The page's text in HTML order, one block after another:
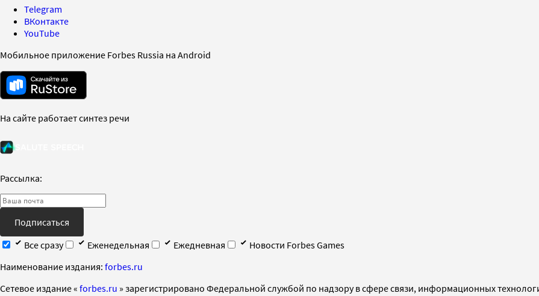
Telegram
ВКонтакте
YouTube
Мобильное приложение Forbes Russia на Android
На сайте работает синтез речи
Рассылка:
Подписаться
Все сразу
Еженедельная Ежедневная
Новости Forbes Games
Наименование издания: forbes.ru
Cетевое издание « forbes.ru » зарегистрировано Федеральной службой по надзору в сфере связи, информационных